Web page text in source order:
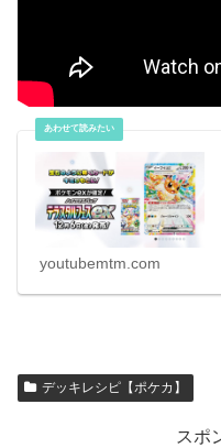
youtubemtm.com
デッキレシピ【ポケカ】
スポ